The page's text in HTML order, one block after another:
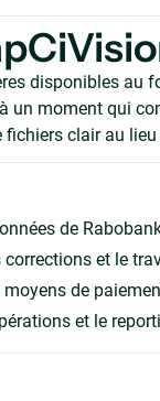
disponibles au
un moment qui
clair au
de
et le
moyens de
et le